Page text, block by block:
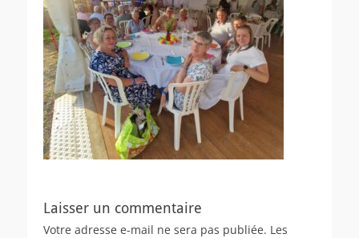
Laisser un commentaire
Votre adresse e-mail ne sera pas publiée. Les